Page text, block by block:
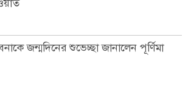
জন্মদিনের শুভেচ্ছা জানালেন পূর্ণিমা